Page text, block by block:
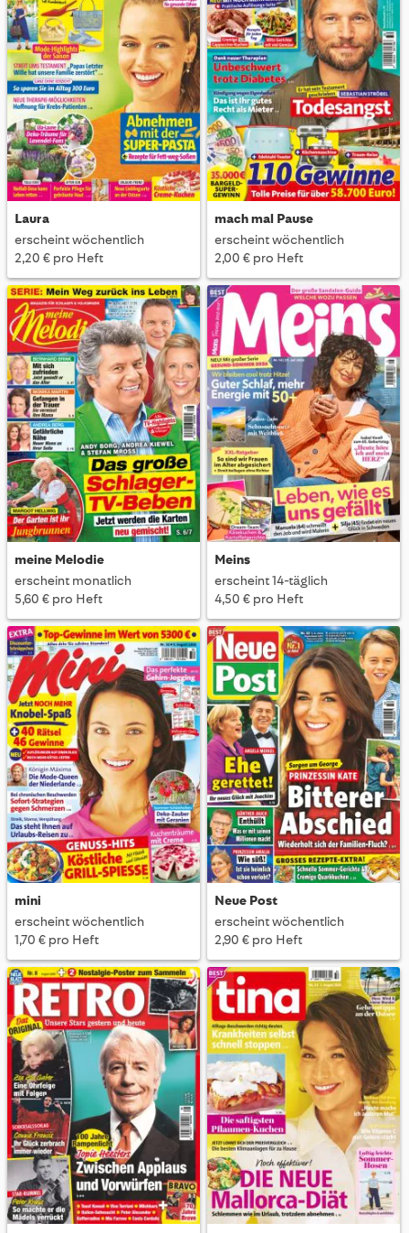
Laura
erscheint wöchentlich
2,20 € pro Heft
mach mal Pause
erscheint wöchentlich
2,00 € pro Heft
meine Melodie
erscheint monatlich
5,60 € pro Heft
Meins
erscheint 14-täglich
4,50 € pro Heft
mini
erscheint wöchentlich
1,70 € pro Heft
Neue Post
erscheint wöchentlich
2,90 € pro Heft